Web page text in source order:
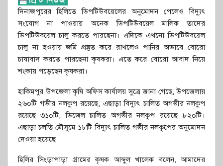
দিনাজপুরের হিলিতে ডিপটিউবয়েলের অনুমোদন পেলেও বিদ্যুৎ
সংযোগ না পাওয়ায় অনেক ডিপটিউবয়েল মালিক তাদের
ডিপটিউবয়েল চালু করতে পারছেনা। এদিকে এখনো ডিপটিউবয়েল
চালু না হওয়ায় জমি প্রস্তুত করে রাখলেও পানির অভাবে বোরো
চাষাবাদ করতে পারছেনা কৃষকরা। এতে করে বোরো আবাদ নিয়ে
শংকায় পড়েছেন কৃষকরা।
হাকিমপুর উপজেলা কৃষি অফিস কার্যালয় সুত্রে জানা গেছে, উপজেলায়
২৬০টি গভীর নলকুপ রয়েছে, এছাড়া বিদ্যুৎ চালিত অগভীর নলকুপ
রয়েছে ৩১০টি, ডিজেল চালিত অগভীর নলকুপ রয়েছে ৮২০টি।
এছাড়া চলতি মৌসুমে ১৮টি বিদ্যুৎ চালিত গভীর নলকুপের অনুমোদন
দেওয়া হয়েছে।
হিলির সিংড়াপাড়া গ্রামের কৃষক আব্দুল খালেক বলেন, আমাদের